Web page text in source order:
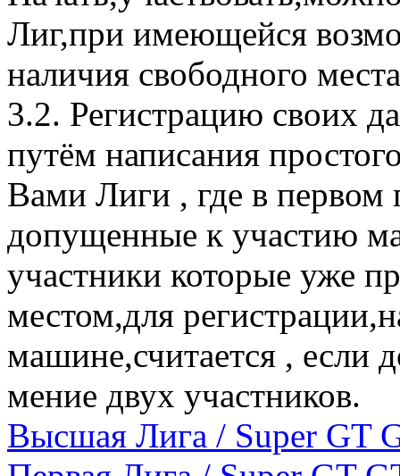
Лиг,при имеющейся
наличия свободного
3.2. Регистрацию своих
путём написания
Вами Лиги , где в первом
допущенные к участию
участники которые уже
местом,для
машине,считается , если
мение двух участников.
Высшая Лига / Super GT